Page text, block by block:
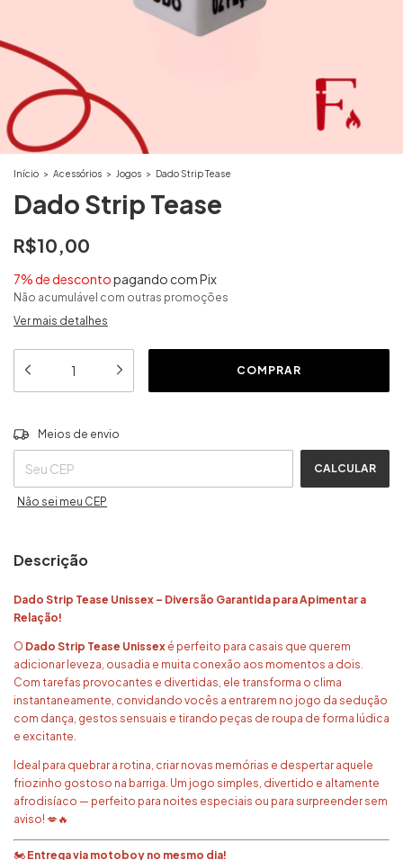
Início > Acessórios > Jogos > Dado Strip Tease
Dado Strip Tease
R$10,00
7% de descontopagando com Pix
Não acumulável com outras promoções
Ver mais detalhes
Entregas para o CEP:
Meios de envio
CALCULAR
Não sei meu CEP
Descrição
Dado Strip Tease Unissex – Diversão Garantida para Apimentar a
Relação!
O Dado Strip Tease Unissex é perfeito para casais que querem
adicionar leveza, ousadia e muita conexão aos momentos a dois.
Com tarefas provocantes e divertidas, ele transforma o clima
instantaneamente, convidando vocês a entrarem no jogo da sedução
com dança, gestos sensuais e tirando peças de roupa de forma lúdica
e excitante.
Ideal para quebrar a rotina, criar novas memórias e despertar aquele
friozinho gostoso na barriga. Um jogo simples, divertido e altamente
afrodisíaco — perfeito para noites especiais ou para surpreender sem
aviso! 💋🔥
🏍️ Entrega via motoboy no mesmo dia!